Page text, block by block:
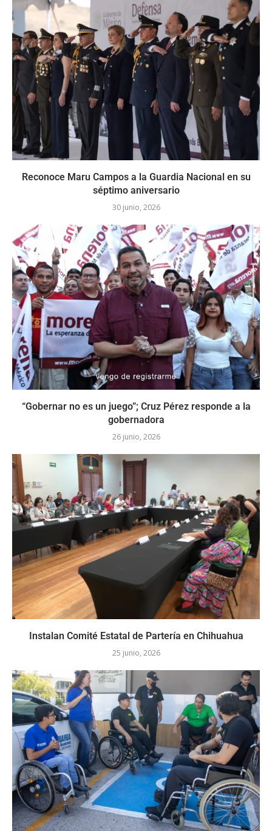
Reconoce Maru Campos a la Guardia Nacional en su
séptimo aniversario
30 junio, 2026
“Gobernar no es un juego”; Cruz Pérez responde a la
gobernadora
26 junio, 2026
Instalan Comité Estatal de Partería en Chihuahua
25 junio, 2026